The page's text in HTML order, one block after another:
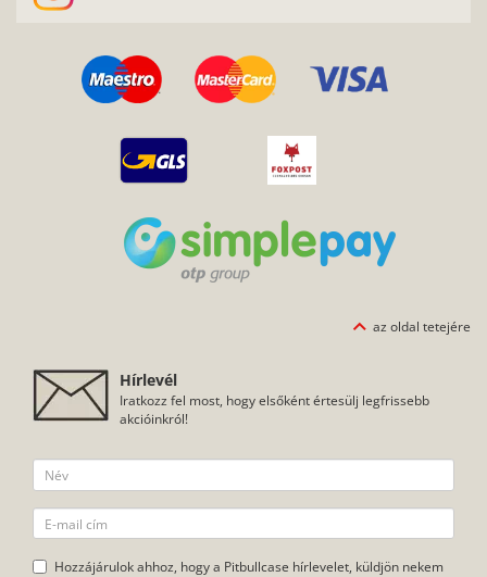
az oldal tetejére
Hírlevél
Iratkozz fel most, hogy elsőként értesülj legfrissebb
akcióinkról!
Hozzájárulok ahhoz, hogy a Pitbullcase hírlevelet, küldjön nekem